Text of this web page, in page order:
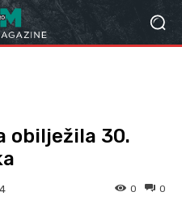
obilježila 30.
0
0